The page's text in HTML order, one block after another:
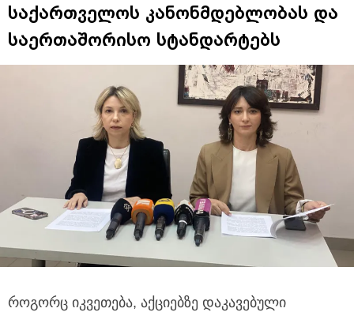
საქართველოს კანონმდებლობას და
საერთაშორისო სტანდარტებს
როგორც იკვეთება, აქციებზე დაკავებული